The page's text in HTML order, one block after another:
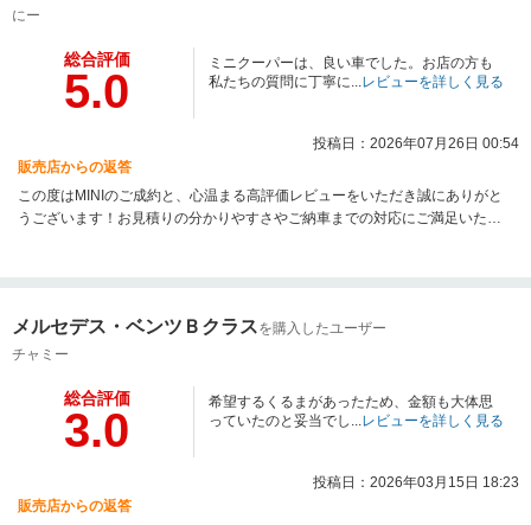
にー
総合評価
5.0
ミニクーパーは、良い車でした。お店の方も
私たちの質問に丁寧に...レビューを詳しく見る
投稿日：2026年07月26日 00:54
販売店からの返答
この度はMINIのご成約と、心温まる高評価レビューをいただき誠にありがと
うございます！お見積りの分かりやすさやご納車までの対応にご満足いただ
ポートに努めております。ご納車後も安心のカーライフをお楽しみいただけ
いをよろしくお願いいたします。
メルセデス・ベンツＢクラスを購入したユーザー
チャミー
総合評価
3.0
希望するくるまがあったため、金額も大体思
っていたのと妥当でし...レビューを詳しく見る
投稿日：2026年03月15日 18:23
販売店からの返答